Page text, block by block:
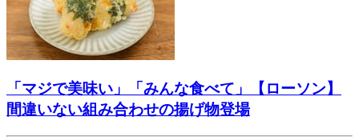
「マジで美味い」「みんな食べて」【ローソン】
間違いない組み合わせの揚げ物登場